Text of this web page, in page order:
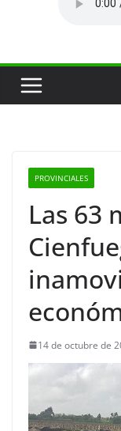
PROVINCIALES
Las 63
14 de octubre de